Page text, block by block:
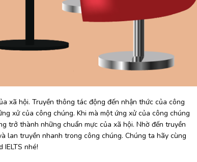
xã hội. Truyền thông tác động đến nhận thức của công
xử của công chúng. Khi mà một ứng xử của công chúng
trở thành những chuẩn mực của xã hội. Nhờ đến truyền
lan truyền nhanh trong công chúng. Chúng ta hãy cùng
nhé!